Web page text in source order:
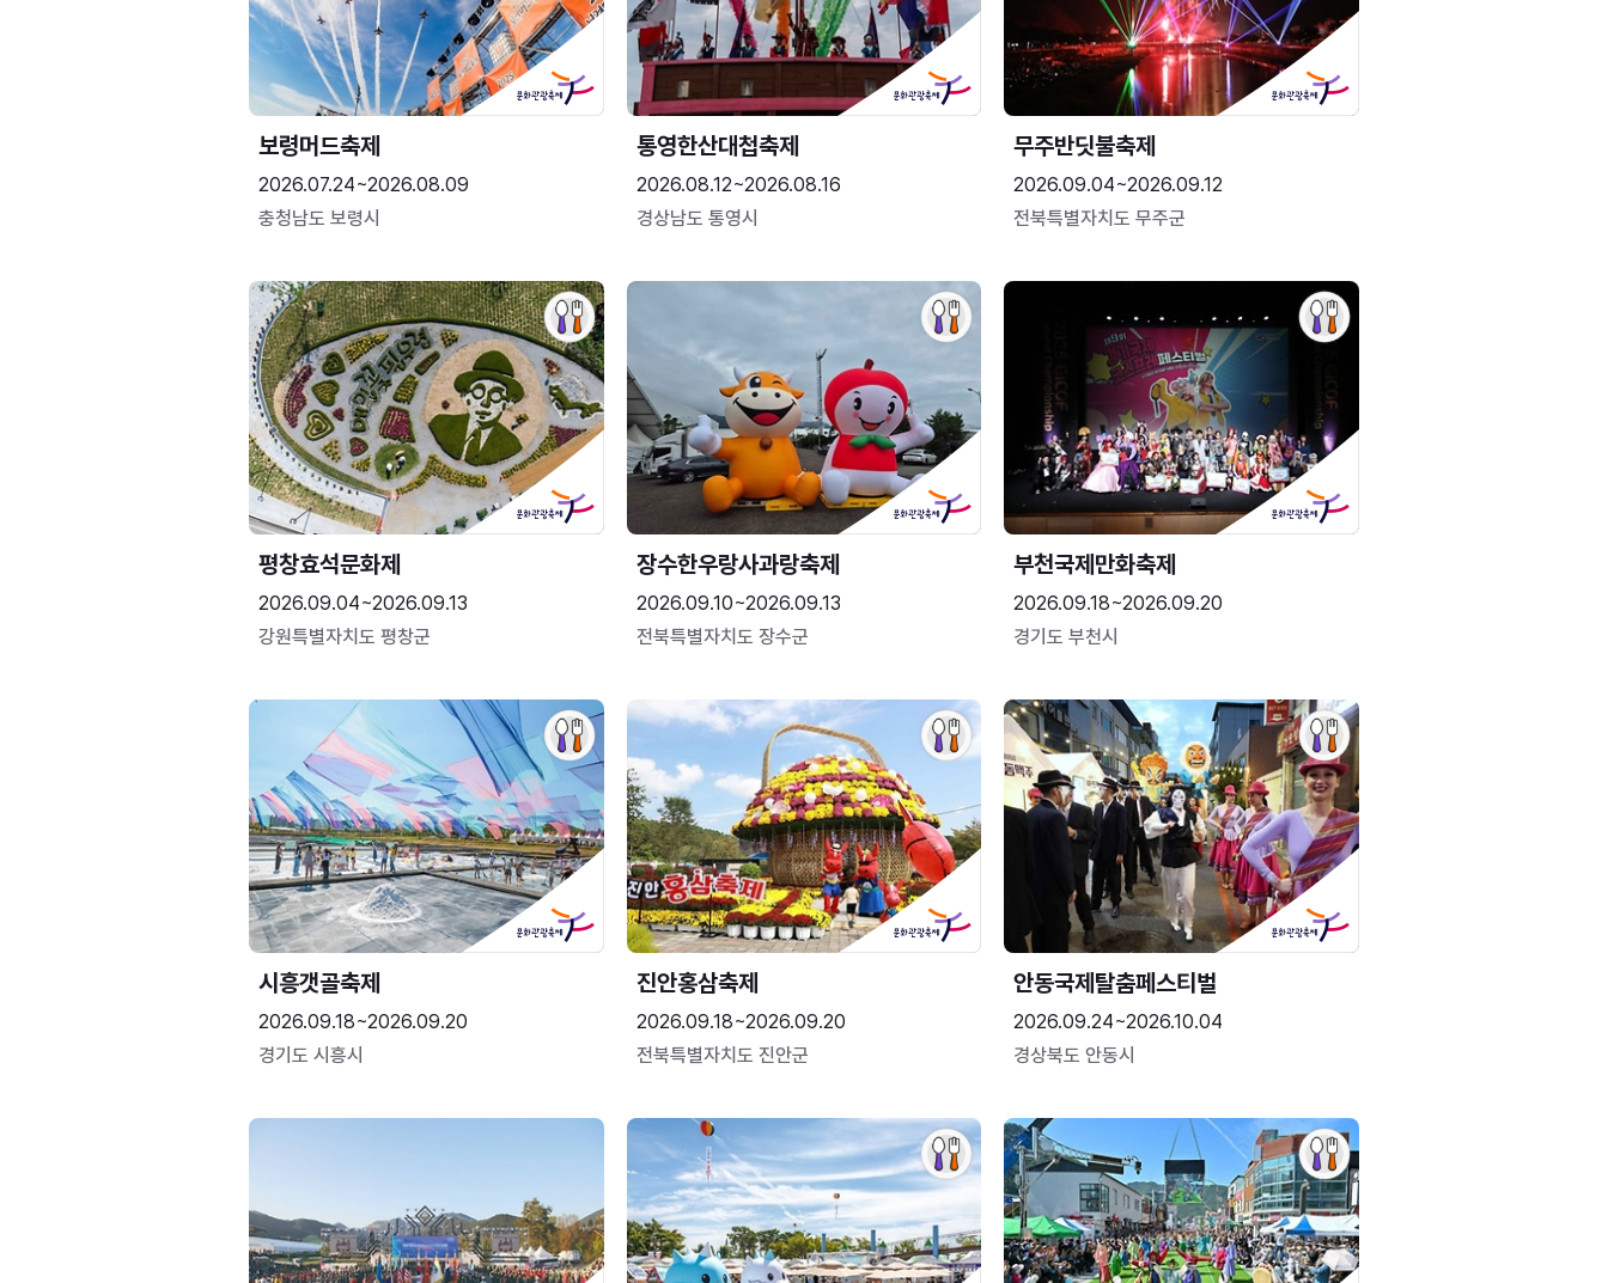
보령머드축제
2026.07.24~2026.08.09
충청남도 보령시
통영한산대첩축제
2026.08.12~2026.08.16
경상남도 통영시
무주반딧불축제
2026.09.04~2026.09.12
전북특별자치도 무주군
평창효석문화제
2026.09.04~2026.09.13
강원특별자치도 평창군
장수한우랑사과랑축제
2026.09.10~2026.09.13
전북특별자치도 장수군
부천국제만화축제
2026.09.18~2026.09.20
경기도 부천시
시흥갯골축제
2026.09.18~2026.09.20
경기도 시흥시
진안홍삼축제
2026.09.18~2026.09.20
전북특별자치도 진안군
안동국제탈춤페스티벌
2026.09.24~2026.10.04
경상북도 안동시